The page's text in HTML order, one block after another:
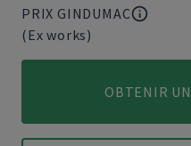
PRIX GINDUMAC
(Ex works)
OBTENIR